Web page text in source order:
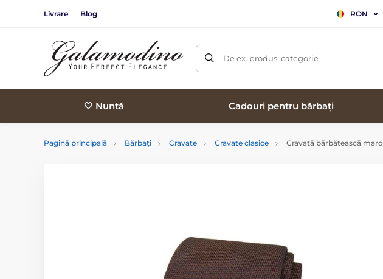
Livrare Blog RON
De ex. produs, categorie
🤍 Nuntă Cadouri pentru bărbați
Pagină principală Bărbați Cravate Cravate clasice Cravată bărbătească maro